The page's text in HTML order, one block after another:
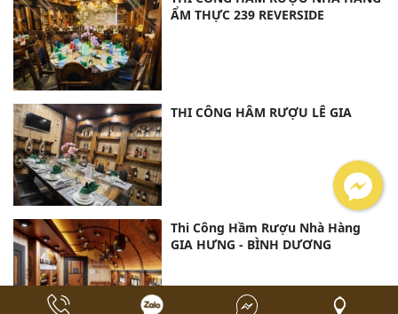
ẨM THỰC 239 REVERSIDE
THI CÔNG HÂM RƯỢU LÊ GIA
Thi Công Hầm Rượu Nhà Hàng
GIA HƯNG - BÌNH DƯƠNG